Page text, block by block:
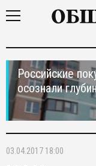
Российские
осознали
03.04.2017 18:00